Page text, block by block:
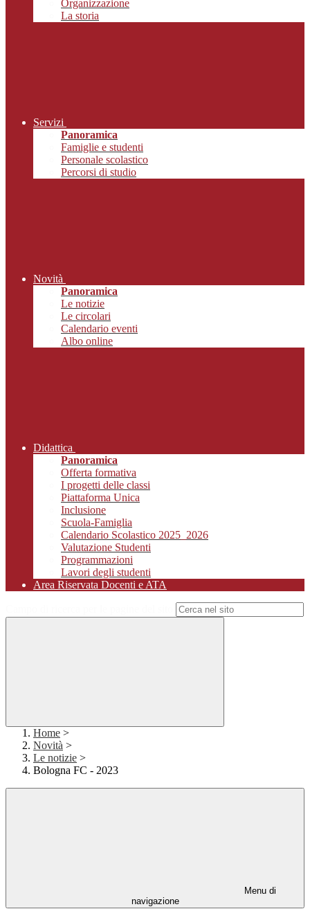
Organizzazione
La storia
Servizi
Panoramica
Famiglie e studenti
Personale scolastico
Percorsi di studio
Novità
Panoramica
Le notizie
Le circolari
Calendario eventi
Albo online
Didattica
Panoramica
Offerta formativa
I progetti delle classi
Piattaforma Unica
Inclusione
Scuola-Famiglia
Calendario Scolastico 2025_2026
Valutazione Studenti
Programmazioni
Lavori degli studenti
Area Riservata Docenti e ATA
Home >
Novità >
Le notizie >
Bologna FC - 2023
Menu di
navigazione